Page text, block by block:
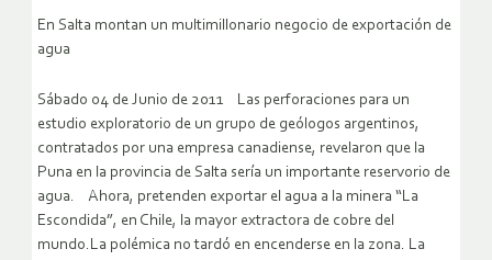
En Salta montan un multimillonario negocio de exportación de
agua
Sábado 04 de Junio de 2011 Las perforaciones para un
estudio exploratorio de un grupo de geólogos argentinos,
contratados por una empresa canadiense, revelaron que la
Puna en la provincia de Salta sería un importante reservorio de
agua. Ahora, pretenden exportar el agua a la minera “La
Escondida”, en Chile, la mayor extractora de cobre del
mundo.La polémica no tardó en encenderse en la zona. La